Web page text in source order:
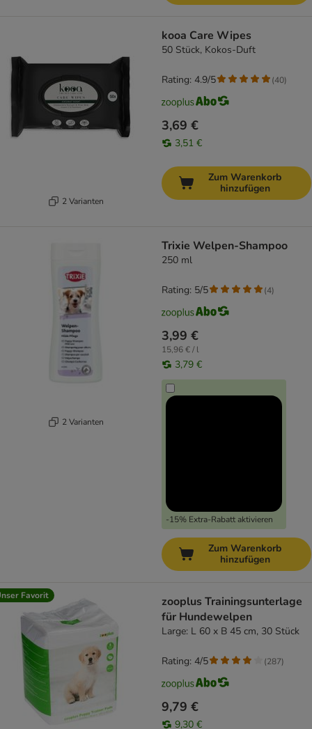
2 Varianten
kooa Care Wipes
50 Stück, Kokos-Duft
3,69 €
3,51 €
Rating: 4.9/5 (40)
Zum Warenkorb
hinzufügen
2 Varianten
Trixie Welpen-Shampoo
250 ml
3,99 €
15,96 € / l
3,79 €
-15% Extra-Rabatt aktivieren
Rating: 5/5 (4)
Zum Warenkorb
hinzufügen
Favorit
zooplus Trainingsunterlage
für Hundewelpen
Large: L 60 x B 45 cm, 30 Stück
9,79 €
9,30 €
Rating: 4/5 (287)